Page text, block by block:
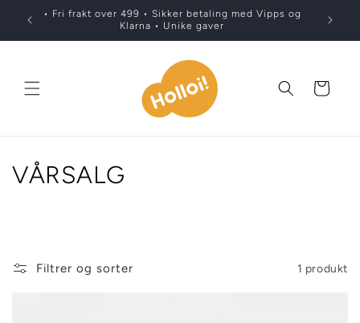
videre til
• Fri frakt over 499 • Sikker betaling med Vipps og
Klarna • Unike gaver
Handlekurv
S
l
VÅRSALG
Filtrer og sorter 1 produkt